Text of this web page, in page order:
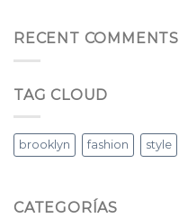
RECENT COMMENTS
TAG CLOUD
brooklyn fashion style
CATEGORÍAS